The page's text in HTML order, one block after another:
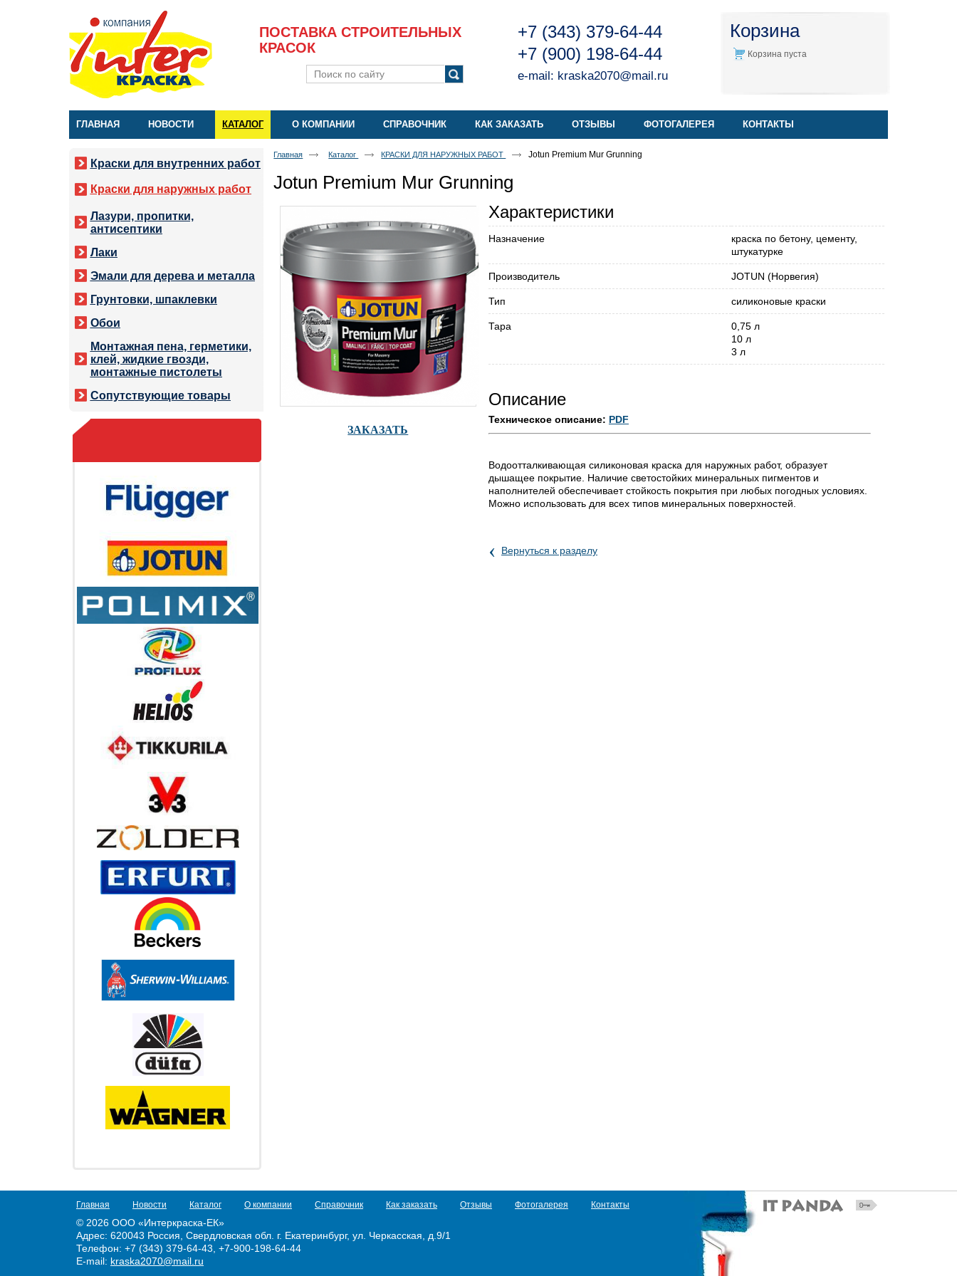
+7 (343) 379-64-44
+7 (900) 198-64-44
e-mail: kraska2070@mail.ru
ПОСТАВКА СТРОИТЕЛЬНЫХ
КРАСОК
ГЛАВНАЯ НОВОСТИ КАТАЛОГ О КОМПАНИИ СПРАВОЧНИК КАК ЗАКАЗАТЬ ОТЗЫВЫ ФОТОГАЛЕРЕЯ КОНТАКТЫ
Краски для внутренних работ
Краски для наружных работ
Лазури, пропитки,
антисептики
Лаки
Эмали для дерева и металла
Грунтовки, шпаклевки
Обои
Монтажная пена, герметики,
клей, жидкие гвозди,
монтажные пистолеты
Сопутствующие товары
Корзина
Корзина пуста
Главная Каталог КРАСКИ ДЛЯ НАРУЖНЫХ РАБОТ Jotun Premium Mur Grunning
Jotun Premium Mur Grunning
ЗАКАЗАТЬ
Характеристики
Назначение
краска по бетону, цементу,
штукатурке
Производитель JOTUN (Норвегия)
Тип силиконовые краски
Тара
0,75 л
10 л
3 л
Описание
Техническое описание: PDF
Водоотталкивающая силиконовая краска для наружных работ, образует
дышащее покрытие. Наличие светостойких минеральных пигментов и
наполнителей обеспечивает стойкость покрытия при любых погодных условиях.
Можно использовать для всех типов минеральных поверхностей.
‹ Вернуться к разделу
Главная Новости Каталог О компании Справочник Как заказать Отзывы Фотогалерея Контакты
© 2026 ООО «Интеркраска-ЕК»
Адрес: 620043 Россия, Свердловская обл. г. Екатеринбург, ул. Черкасская, д.9/1
Телефон: +7 (343) 379-64-43, +7-900-198-64-44
E-mail: kraska2070@mail.ru